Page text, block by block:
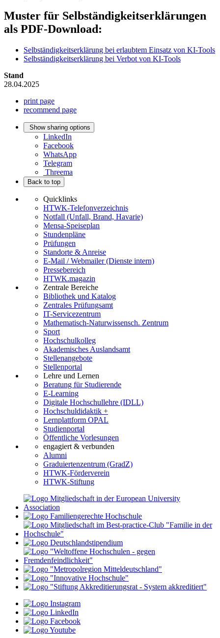
Muster für Selbständigkeitserklärungen
als PDF-Download:
Selbständigkeitserklärung bei erlaubtem Einsatz von KI-Tools
Selbständigkeitserklärung bei Verbot von KI-Tools
Stand
28.04.2025
print page
recommend page
Show sharing options
LinkedIn
Facebook
WhatsApp
Telegram
Threema
Back to top
Quicklinks
HTWK-Telefonverzeichnis
Notfall (Unfall, Brand, Havarie)
Mensa-Speiseplan
Stundenpläne
Prüfungen
Standorte & Anreise
E-Mail / Webmailer (Dienste intern)
Pressebereich
HTWK.magazin
Zentrale Bereiche
Bibliothek und Katalog
Zentrales Prüfungsamt
IT-Servicezentrum
Mathematisch-Naturwissensch. Zentrum
Sport
Hochschulkolleg
Akademisches Auslandsamt
Stellenangebote
Stellenportal
Lehre und Lernen
Beratung für Studierende
E-Learning
Digitale Hochschullehre (IDLL)
Hochschuldidaktik +
Lernplattform OPAL
Studienportal
Öffentliche Vorlesungen
engagiert & verbunden
Alumni
Graduiertenzentrum (GradZ)
HTWK-Förderverein
HTWK-Stiftung